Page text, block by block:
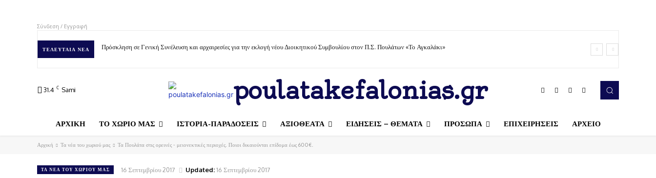
Σύνδεση / Εγγραφή
ΤΕΛΕΥΤΑΊΑ ΝΈΑ Πρόσκληση σε Γενική Συνέλευση και αρχαιρεσίες για την εκλογή νέου Διοικητικού Συμβουλίου στον Π.Σ. Πουλάτων «Το Αγκαλάκι»
31.4 C Sami poulatakefalonias.gr
ΑΡΧΙΚΗ ΤΟ ΧΩΡΙΟ ΜΑΣ ΙΣΤΟΡΙΑ-ΠΑΡΑΔΟΣΕΙΣ ΑΞΙΟΘΕΑΤΑ ΕΙΔΗΣΕΙΣ – ΘΕΜΑΤΑ ΠΡΟΣΩΠΑ ΕΠΙΧΕΙΡΗΣΕΙΣ ΑΡΧΕΙΟ
Αρχική Τα νέα του χωριού μας Τα Πουλάτα στις ορεινές - μειονεκτικές περιοχές. Ποιοι δικαιούνται επίδομα έως 600€.
ΤΑ ΝΈΑ ΤΟΥ ΧΩΡΙΟΎ ΜΑΣ 16 Σεπτεμβρίου 2017 Updated:16 Σεπτεμβρίου 2017